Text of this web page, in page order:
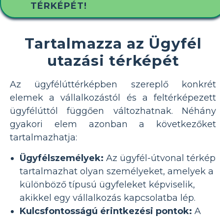
TÉRKÉPÉT!
Tartalmazza az Ügyfél
utazási térképét
Az ügyfélúttérképben szereplő konkrét
elemek a vállalkozástól és a feltérképezett
ügyfélúttól függően változhatnak. Néhány
gyakori elem azonban a következőket
tartalmazhatja:
Ügyfélszemélyek: Az ügyfél-útvonal térkép
tartalmazhat olyan személyeket, amelyek a
különböző típusú ügyfeleket képviselik,
akikkel egy vállalkozás kapcsolatba lép.
Kulcsfontosságú érintkezési pontok: A